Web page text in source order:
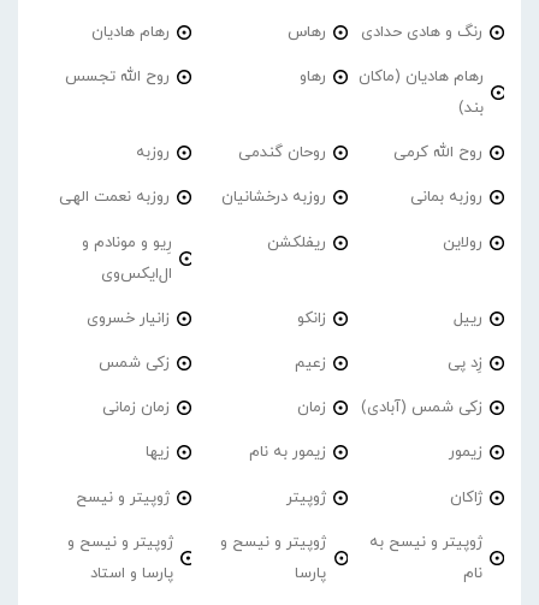
رنگ و هادی حدادی رهاس رهام هادیان
رهام هادیان (ماکان
بند)
رهاو روح الله تجسس
روح الله کرمی روحان گندمی روزبه
روزبه بمانی روزبه درخشانیان روزبه نعمت الهی
رولاین ریفلکشن
رِیو و مونادم و
ال‌ایکس‌وی
رییل زانکو زانیار خسروی
زِد پی زعیم زکی شمس
زکی شمس (آبادی) زمان زمان زمانی
زیمور زیمور به نام زیها
ژاکان ژوپیتر ژوپیتر و نیسح
ژوپیتر و نیسح به
نام
ژوپیتر و نیسح و
پارسا
ژوپیتر و نیسح و
پارسا و استاد